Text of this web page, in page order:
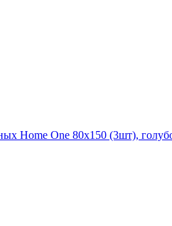
Home One 80х150 (3шт),